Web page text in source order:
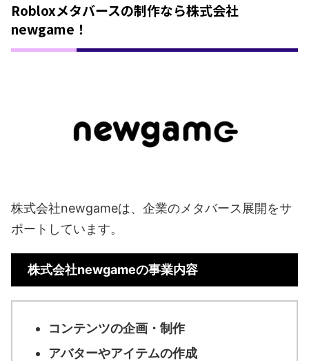
Robloxメタバースの制作なら株式会社
newgame！
株式会社newgameは、企業のメタバース展開をサ
ポートしています。
株式会社newgameの事業内容
コンテンツの企画・制作
アバターやアイテムの作成